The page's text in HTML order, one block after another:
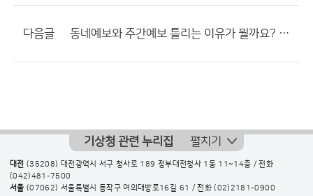
다음글 동네예보와 주간예보 틀리는 이유가 뭘까요? 어는쪽 믿어야 되지
기상청 관련 누리집 펼치기
대전 (35208) 대전광역시 서구 청사로 189 정부대전청사 1동 11~14층 / 전화
(042)481-7500
서울 (07062) 서울특별시 동작구 여의대방로16길 61 / 전화(02)2181-0900